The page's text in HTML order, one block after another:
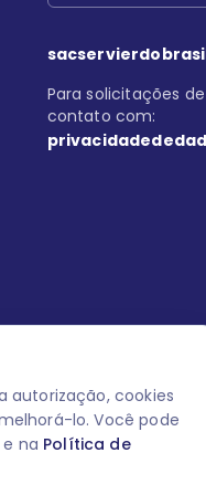
autorização, cookies
lo. Você pode
e na Política de
Para solicitações
contato com:
respeita os seus dados! Caso
apagar, editar ou corrigir os
momento entrando em